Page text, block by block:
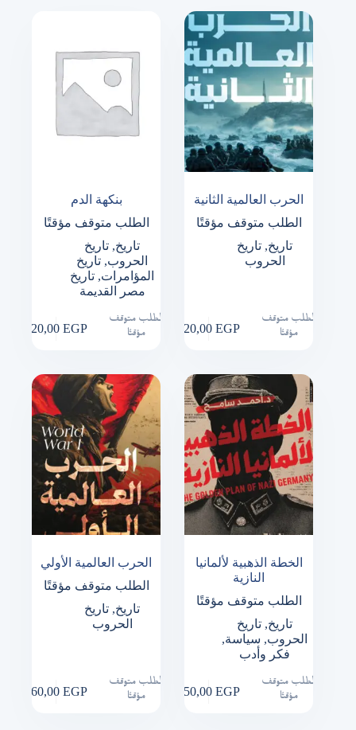
بنكهة الدم
الطلب متوقف مؤقتًا
تاريخ, تاريخ
الحروب, تاريخ
المؤامرات, تاريخ
مصر القديمة
220,00EGP
الطلب متوقف
مؤقتًا
الحرب العالمية الثانية
الطلب متوقف مؤقتًا
تاريخ, تاريخ
الحروب
320,00EGP
الطلب متوقف
مؤقتًا
الحرب العالمية الأولي
الطلب متوقف مؤقتًا
تاريخ, تاريخ
الحروب
260,00EGP
الطلب متوقف
مؤقتًا
الخطة الذهبية لألمانيا
النازية
الطلب متوقف مؤقتًا
تاريخ, تاريخ
الحروب, سياسة,
فكر وأدب
250,00EGP
الطلب متوقف
مؤقتًا